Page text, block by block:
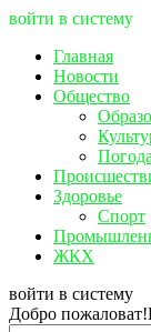
войти в систему
Главная
Новости
Общество
Погода
Здоровье
Спорт
ЖКХ
войти в систему
Добро пожаловат!